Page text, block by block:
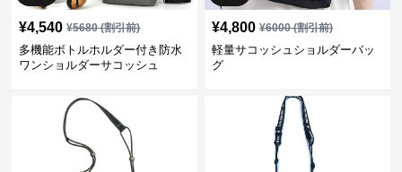
¥4,540 ¥5680(割引前)
多機能ボトルホルダー付き防水
ワンショルダーサコッシュ
¥4,800 ¥6000(割引前)
軽量サコッシュショルダーバッ
グ